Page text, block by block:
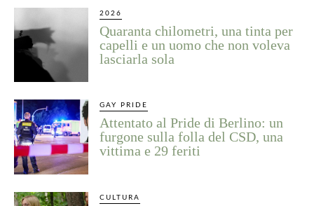
2026
Quaranta chilometri, una tinta per
capelli e un uomo che non voleva
lasciarla sola
GAY PRIDE
Attentato al Pride di Berlino: un
furgone sulla folla del CSD, una
vittima e 29 feriti
CULTURA